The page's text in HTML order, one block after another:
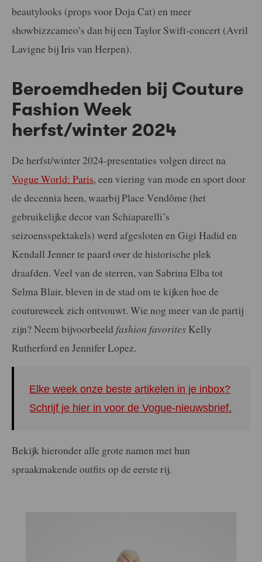
beautylooks (props voor Doja Cat) en meer
showbizzcameo’s dan bij een Taylor Swift-concert (Avril
Lavigne bij Iris van Herpen).
Beroemdheden bij Couture
Fashion Week
herfst/winter 2024
De herfst/winter 2024-presentaties volgen direct na
Vogue World: Paris, een viering van mode en sport door
de decennia heen, waarbij Place Vendôme (het
gebruikelijke decor van Schiaparelli’s
seizoensspektakels) werd afgesloten en Gigi Hadid en
Kendall Jenner te paard over de historische plek
draafden. Veel van de sterren, van Sabrina Elba tot
Selma Blair, bleven in de stad om te kijken hoe de
coutureweek zich ontvouwt. Wie nog meer van de partij
zijn? Neem bijvoorbeeld fashion favorites Kelly
Rutherford en Jennifer Lopez.
Elke week onze beste artikelen in je inbox?
Schrijf je hier in voor de Vogue-nieuwsbrief.
Bekijk hieronder alle grote namen met hun
spraakmakende outfits op de eerste rij.